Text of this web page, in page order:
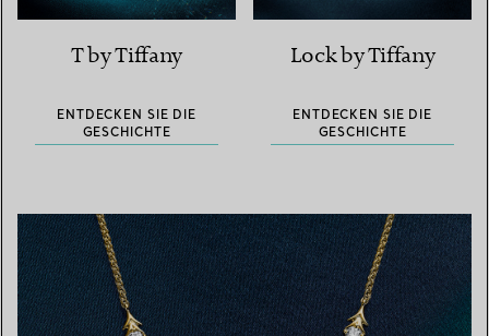
T by Tiffany
ENTDECKEN SIE DIE
GESCHICHTE
Lock by Tiffany
ENTDECKEN SIE DIE
GESCHICHTE